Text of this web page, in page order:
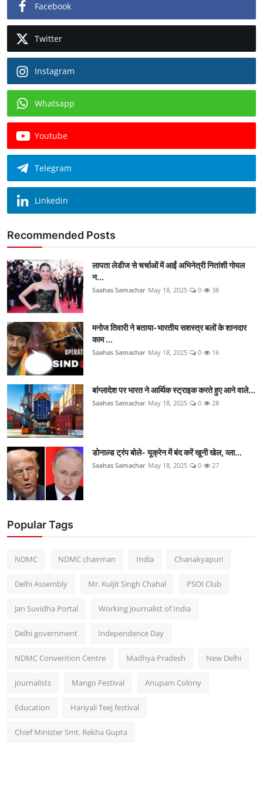
Facebook
Twitter
Instagram
Whatsapp
Youtube
Telegram
Linkedin
Recommended Posts
लापता लेडीज से चर्चाओं में आईं अभिनेत्री नितांशी गोयल
न...
Saahas Samachar May 18, 2025 0 38
मनोज तिवारी ने बताया-भारतीय सशस्त्र बलों के शानदार
काम ...
Saahas Samachar May 18, 2025 0 16
बांग्लादेश पर भारत ने आर्थिक स्ट्राइक करते हुए आने वाले...
Saahas Samachar May 18, 2025 0 28
डोनाल्ड ट्रंप बोले- यूक्रेन में बंद करें खूनी खेल, व्ला...
Saahas Samachar May 18, 2025 0 27
Popular Tags
NDMC NDMC chairman India Chanakyapuri
Delhi Assembly Mr. Kuljit Singh Chahal PSOI Club
Jan Suvidha Portal Working Journalist of India
Delhi government Independence Day
NDMC Convention Centre Madhya Pradesh New Delhi
journalists Mango Festival Anupam Colony
Education Hariyali Teej festival
Chief Minister Smt. Rekha Gupta